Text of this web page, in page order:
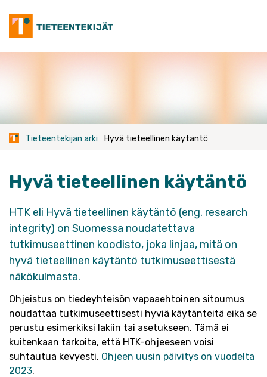
content
Tieteentekijän arki Hyvä tieteellinen käytäntö
Hyvä tieteellinen käytäntö
HTK eli Hyvä tieteellinen käytäntö (eng. research
integrity) on Suomessa noudatettava
tutkimuseettinen koodisto, joka linjaa, mitä on
hyvä tieteellinen käytäntö tutkimuseettisestä
näkökulmasta.
Ohjeistus on tiedeyhteisön vapaaehtoinen sitoumus
noudattaa tutkimuseettisesti hyviä käytänteitä eikä se
perustu esimerkiksi lakiin tai asetukseen. Tämä ei
kuitenkaan tarkoita, että HTK-ohjeeseen voisi
suhtautua kevyesti. Ohjeen uusin päivitys on vuodelta
2023.